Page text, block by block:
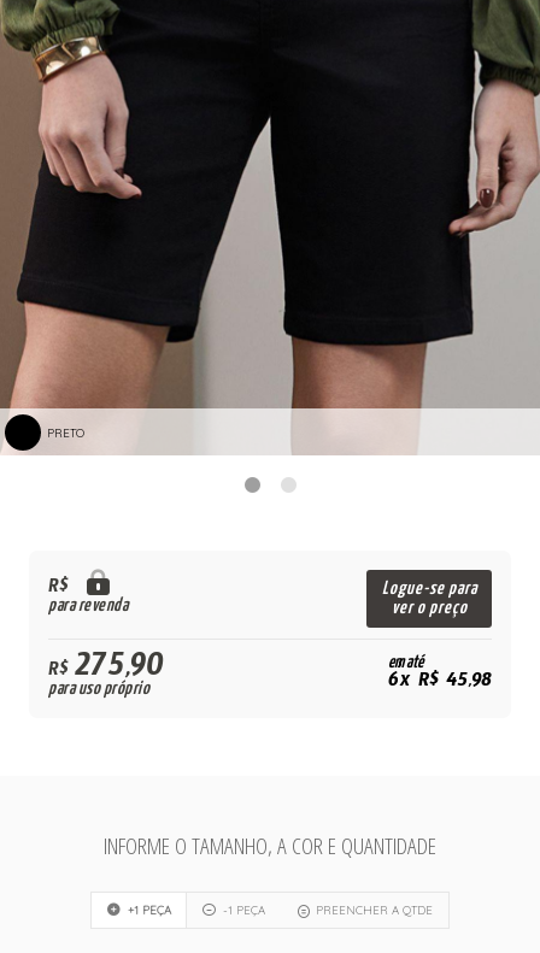
PRETO
R$
para revenda
Logue-se para
ver o preço
R$275,90
para uso próprio
em até
6x R$ 45,98
INFORME O TAMANHO, A COR E QUANTIDADE
+1 PEÇA -1 PEÇA PREENCHER A QTDE